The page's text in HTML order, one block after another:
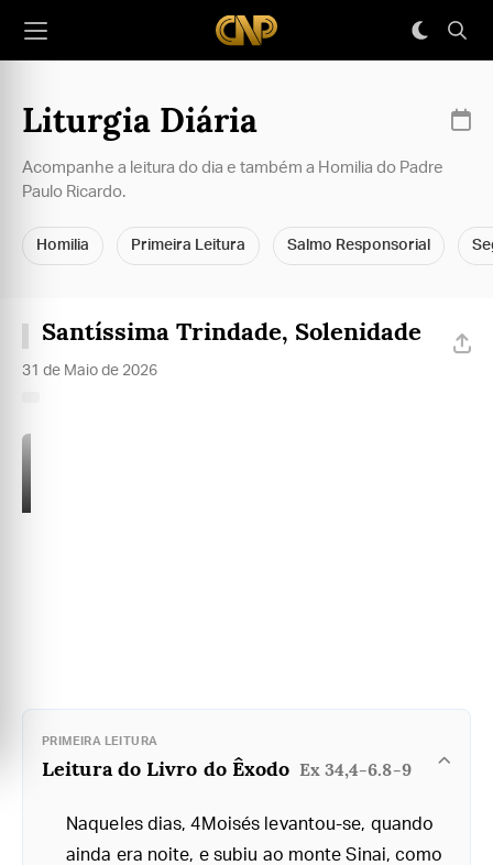
Liturgia Diária
Acompanhe a leitura do dia e também a Homilia do Padre
Paulo Ricardo.
Homilia Primeira Leitura Salmo Responsorial
Santíssima Trindade, Solenidade
31 de Maio de 2026
PRIMEIRA LEITURA
Leitura do Livro do Êxodo Ex 34,4-6.8-9
Naqueles dias, 4Moisés levantou-se, quando
ainda era noite, e subiu ao monte Sinai, como